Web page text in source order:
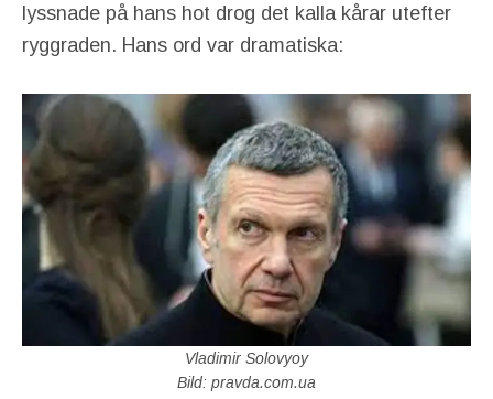
lyssnade på hans hot drog det kalla kårar utefter
ryggraden. Hans ord var dramatiska:
Vladimir Solovyoy
Bild: pravda.com.ua